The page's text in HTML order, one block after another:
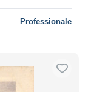
Professionale